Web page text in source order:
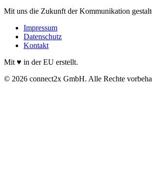
Mit uns die Zukunft der Kommunikation
Impressum
Datenschutz
Kontakt
Mit ♥ in der EU erstellt.
© 2026 connect2x GmbH. Alle Rechte